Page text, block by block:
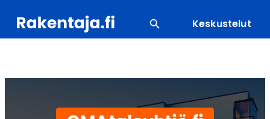
Keskustelut